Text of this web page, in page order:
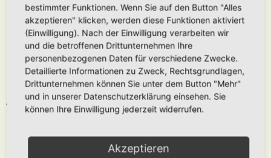
Hausverbot erteilen.
Du nimmst zur Kenntnis, dass der Betreiber keine Verantwortung für die
Inhalte von Beiträgen übernimmt, die er nicht selbst erstellt hat oder die
er nicht zur Kenntnis genommen hat. Du gestattest dem Betreiber, dein
Benutzerkonto, Beiträge und Funktionen jederzeit zu löschen oder zu
sperren.
Du gestattest dem Betreiber darüber hinaus, deine Beiträge
abzuändern, sofern sie gegen o. g. Regeln verstoßen oder geeignet
sind, dem Betreiber oder einem Dritten Schaden zuzufügen.
4. GENERAL PUBLIC LICENSE
www.phpbb.com
Informationen werden durch die deutschsprachige Community unter
bestimmter Funktionen. Wenn Sie auf den Button "Alles
akzeptieren" klicken, werden diese Funktionen aktiviert
(Einwilligung). Nach der Einwilligung verarbeiten wir
und die betroffenen Drittunternehmen Ihre
personenbezogenen Daten für verschiedene Zwecke.
Detaillierte Informationen zu Zweck, Rechtsgrundlagen,
Drittunternehmen können Sie unter dem Button "Mehr"
und in unserer Datenschutzerklärung einsehen. Sie
können Ihre Einwilligung jederzeit widerrufen.
Akzeptieren